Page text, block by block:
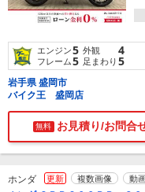
エンジン5 外観 4
フレーム5 足まわり 5
岩手県 盛岡市
バイク王 盛岡店
無料 お見積り/お問合
ホンダ 更新 複数画像 動